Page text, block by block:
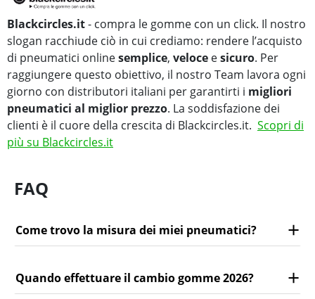
Blackcircles.it- compra le gomme con un click. Il nostro
slogan racchiude ciò in cui crediamo: rendere l’acquisto
di pneumatici onlinesemplice, veloce esicuro. Per
raggiungere questo obiettivo, il nostro Team lavora ogni
giorno con distributori italiani per garantirti i migliori
pneumatici al miglior prezzo. La soddisfazione dei
clienti è il cuore della crescita di Blackcircles.it. Scopri di
più su Blackcircles.it
FAQ
Come trovo la misura dei miei pneumatici?
Quando effettuare il cambio gomme 2026?